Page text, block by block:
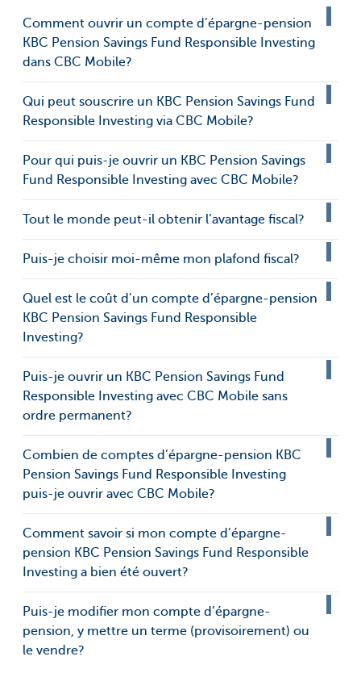
Comment ouvrir un compte d’épargne-pension
KBC Pension Savings Fund Responsible Investing
dans CBC Mobile?
Qui peut souscrire un KBC Pension Savings Fund
Responsible Investing via CBC Mobile?
Pour qui puis-je ouvrir un KBC Pension Savings
Fund Responsible Investing avec CBC Mobile?
Tout le monde peut-il obtenir l’avantage fiscal?
Puis-je choisir moi-même mon plafond fiscal?
Quel est le coût d’un compte d’épargne-pension
KBC Pension Savings Fund Responsible
Investing?
Puis-je ouvrir un KBC Pension Savings Fund
Responsible Investing avec CBC Mobile sans
ordre permanent?
Combien de comptes d’épargne-pension KBC
Pension Savings Fund Responsible Investing
puis-je ouvrir avec CBC Mobile?
Comment savoir si mon compte d’épargne-
pension KBC Pension Savings Fund Responsible
Investing a bien été ouvert?
Puis-je modifier mon compte d’épargne-
pension, y mettre un terme (provisoirement) ou
le vendre?